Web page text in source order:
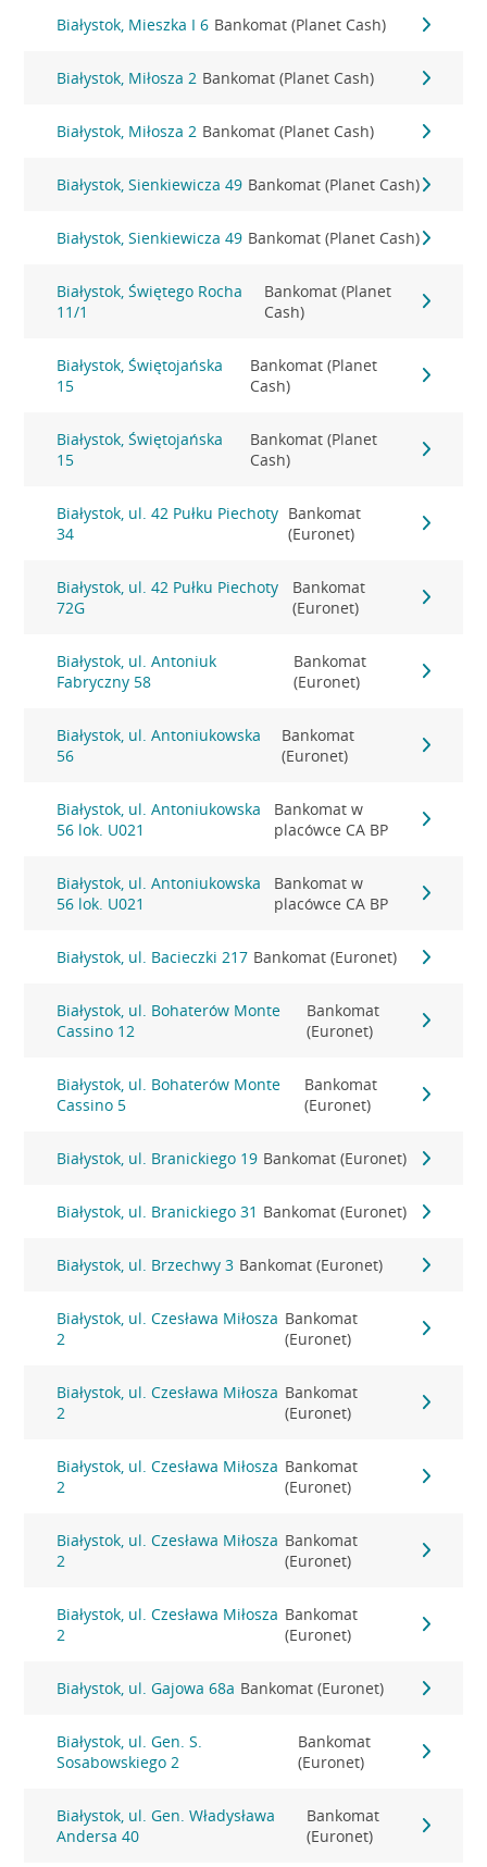
Białystok, Mieszka I 6 Bankomat (Planet Cash)
Białystok, Miłosza 2 Bankomat (Planet Cash)
Białystok, Miłosza 2 Bankomat (Planet Cash)
Białystok, Sienkiewicza 49 Bankomat (Planet Cash)
Białystok, Sienkiewicza 49 Bankomat (Planet Cash)
Białystok, Świętego Rocha
11/1
Bankomat (Planet
Cash)
Białystok, Świętojańska
15
Bankomat (Planet
Cash)
Białystok, Świętojańska
15
Bankomat (Planet
Cash)
Białystok, ul. 42 Pułku Piechoty
34
Bankomat
(Euronet)
Białystok, ul. 42 Pułku Piechoty
72G
Bankomat
(Euronet)
Białystok, ul. Antoniuk
Fabryczny 58
Bankomat
(Euronet)
Białystok, ul. Antoniukowska
56
Bankomat
(Euronet)
Białystok, ul. Antoniukowska
56 lok. U021
Bankomat w
placówce CA BP
Białystok, ul. Antoniukowska
56 lok. U021
Bankomat w
placówce CA BP
Białystok, ul. Bacieczki 217 Bankomat (Euronet)
Białystok, ul. Bohaterów Monte
Cassino 12
Bankomat
(Euronet)
Białystok, ul. Bohaterów Monte
Cassino 5
Bankomat
(Euronet)
Białystok, ul. Branickiego 19 Bankomat (Euronet)
Białystok, ul. Branickiego 31 Bankomat (Euronet)
Białystok, ul. Brzechwy 3 Bankomat (Euronet)
Białystok, ul. Czesława Miłosza
2
Bankomat
(Euronet)
Białystok, ul. Czesława Miłosza
2
Bankomat
(Euronet)
Białystok, ul. Czesława Miłosza
2
Bankomat
(Euronet)
Białystok, ul. Czesława Miłosza
2
Bankomat
(Euronet)
Białystok, ul. Czesława Miłosza
2
Bankomat
(Euronet)
Białystok, ul. Gajowa 68a Bankomat (Euronet)
Białystok, ul. Gen. S.
Sosabowskiego 2
Bankomat
(Euronet)
Białystok, ul. Gen. Władysława
Andersa 40
Bankomat
(Euronet)